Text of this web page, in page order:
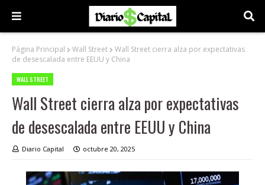
Página Principal Wall Street
Wall Street cierra alza por expectativas
de desescalada entre EEUU y China
WALL STREET
Wall Street cierra alza por expectativas
de desescalada entre EEUU y China
Diario Capital octubre 20, 2025